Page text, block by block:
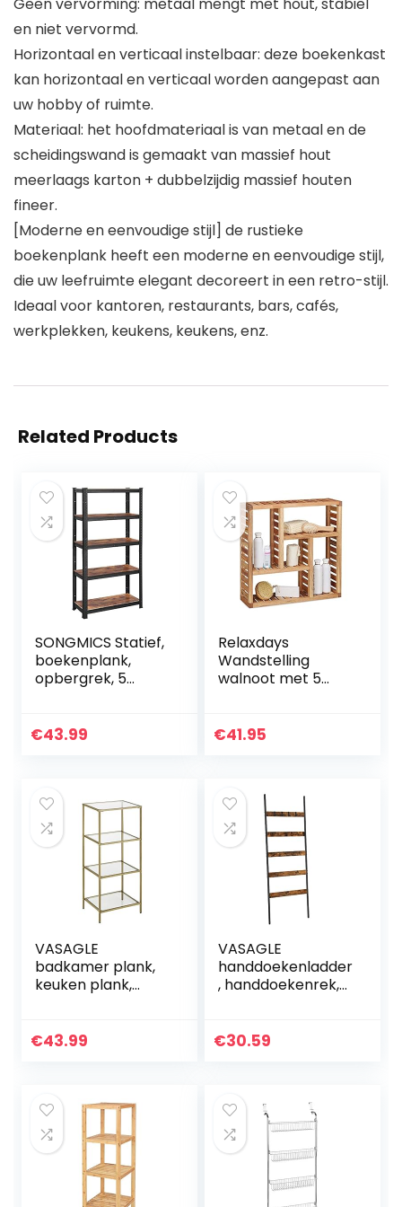
Geen vervorming: metaal mengt met hout, stabiel
en niet vervormd.
Horizontaal en verticaal instelbaar: deze boekenkast
kan horizontaal en verticaal worden aangepast aan
uw hobby of ruimte.
Materiaal: het hoofdmateriaal is van metaal en de
scheidingswand is gemaakt van massief hout
meerlaags karton + dubbelzijdig massief houten
fineer.
[Moderne en eenvoudige stijl] de rustieke
boekenplank heeft een moderne en eenvoudige stijl,
die uw leefruimte elegant decoreert in een retro-stijl.
Ideaal voor kantoren, restaurants, bars, cafés,
werkplekken, keukens, keukens, enz.
Related Products
SONGMICS Statief,
boekenplank,
opbergrek, 5
plank, 150 x 75 x 30
€43.99
Relaxdays
Wandstelling
walnoot met 5
woonkamer,
€41.95
VASAGLE
badkamer plank,
keuken plank,
met 4 planken
€43.99
VASAGLE
handdoekenladder
, handdoekenrek,
cm breed, schuin,
€30.59